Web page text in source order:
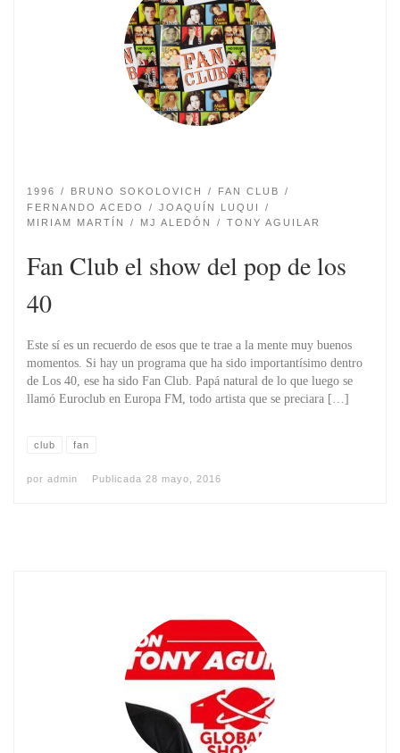
1996 BRUNO SOKOLOVICH
FAN CLUB
FERNANDO ACEDO
JOAQUÍN LUQUI
MIRIAM MARTÍ­N
MJ ALEDÓN TONY AGUILAR
Fan Club el show del pop de los
40
Este sí es un recuerdo de esos que te trae a la mente muy buenos
momentos. Si hay un programa que ha sido importantísimo dentro
de Los 40, ese ha sido Fan Club. Papá natural de lo que luego se
llamó Euroclub en Europa FM, todo artista que se preciara […]
club fan
por admin Publicada 28 mayo, 2016